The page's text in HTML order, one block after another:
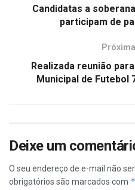
meados de 1990.
Candidatas a
participam de
Realizada reunião
Municipal de Futebol
Deixe um
O seu endereço de e-mail não
obrigatórios são marcados com *